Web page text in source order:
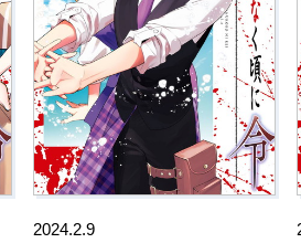
2024.2.9